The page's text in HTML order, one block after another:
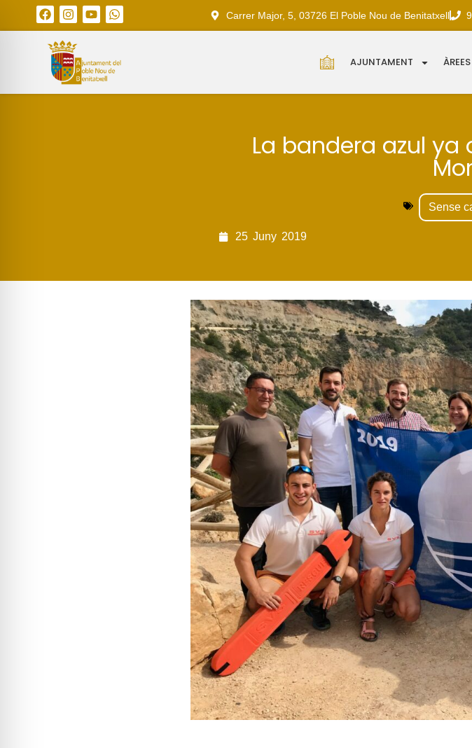
Carrer Major, 5, 03726 El Poble Nou de Benitatxell
AJUNTAMENT
La bandera azul
Sense
25 Juny 2019